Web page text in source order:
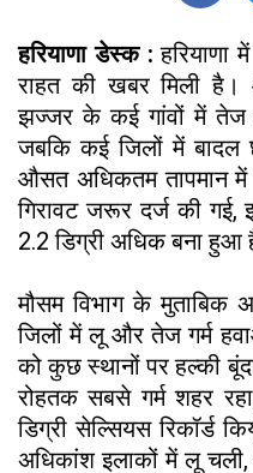
हरियाणा डेस्क : हरियाणा
राहत की खबर मिली
झज्जर के कई गांवों में तेज
जबकि कई जिलों में बादल
औसत अधिकतम तापमान में
गिरावट जरूर दर्ज की गई,
2.2 डिग्री अधिक बना हुआ
मौसम विभाग के
जिलों में लू और तेज गर्म
को कुछ स्थानों पर हल्की
रोहतक सबसे गर्म शहर
डिग्री सेल्सियस रिकॉर्ड
अधिकांश इलाकों में लू चली,